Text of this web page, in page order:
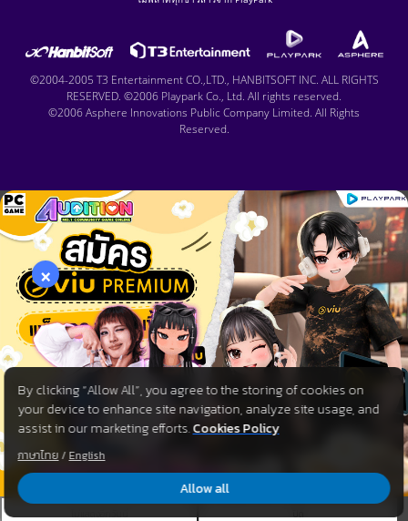
©2004-2005 T3 Entertainment CO.,LTD., HANBITSOFT INC. ALL RIGHTS
RESERVED. ©2006 Playpark Co., Ltd. All rights reserved.
©2006 Asphere Innovations Public Company Limited. All Rights
Reserved.
By clicking “Allow All”, you agree to the storing of cookies on
your device to enhance site navigation, analyze site usage, and
assist in our marketing efforts.Cookies Policy
ภาษาไทย/ English
Allow all
ปิด
ไม่แสดงอีกวันนี้
×